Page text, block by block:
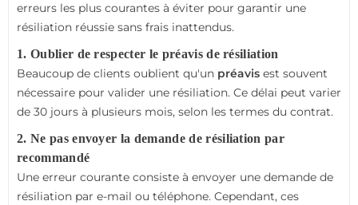
erreurs les plus courantes à éviter pour garantir une
résiliation réussie sans frais inattendus.
1. Oublier de respecter le préavis de résiliation
Beaucoup de clients oublient qu'un préavis est souvent
nécessaire pour valider une résiliation. Ce délai peut varier
de 30 jours à plusieurs mois, selon les termes du contrat.
2. Ne pas envoyer la demande de résiliation par
recommandé
Une erreur courante consiste à envoyer une demande de
résiliation par e-mail ou téléphone. Cependant, ces